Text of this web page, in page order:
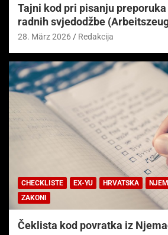
Tajni kod pri pisanju
radnih svjedodžbe
28. März 2026 Redakcija
CHECKLISTE EX-YU HRVATSKA
ZAKONI
Čeklista kod povratka iz